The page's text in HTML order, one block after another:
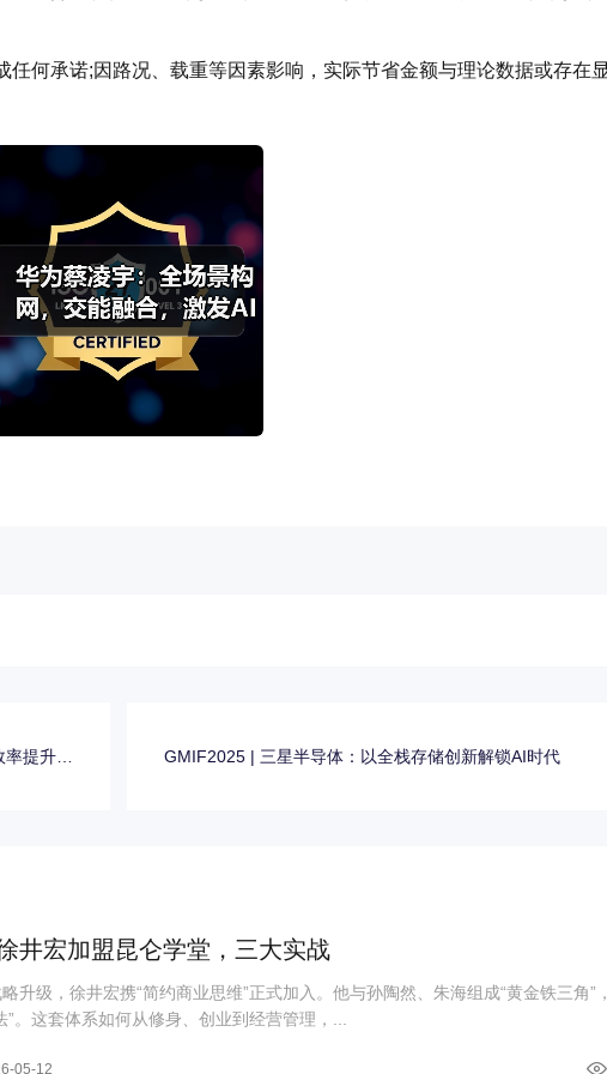
何承诺;因路况、载重等因素影响，实际节省金额与理论数据或存在
提升十
GMIF2025 | 三星半导体：以全栈存储创新解锁AI时代
井宏加盟昆仑学堂，三大实战
升级，徐井宏携“简约商业思维”正式加入。他与孙陶然、朱海组成“黄金铁三角”
”。这套体系如何从修身、创业到经营管理，...
05-12